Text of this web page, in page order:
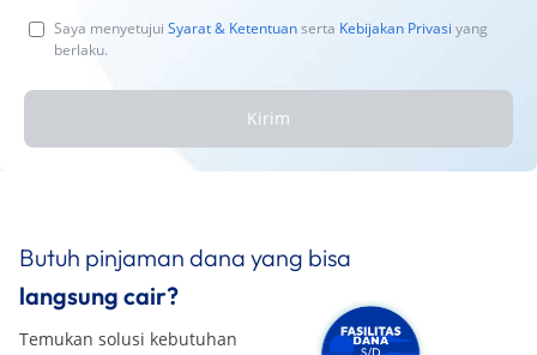
Saya menyetujui Syarat & Ketentuanserta Kebijakan Privasi yang
berlaku.
Kirim
Butuh pinjaman dana yang bisa
langsung cair?
Temukan solusi kebutuhan